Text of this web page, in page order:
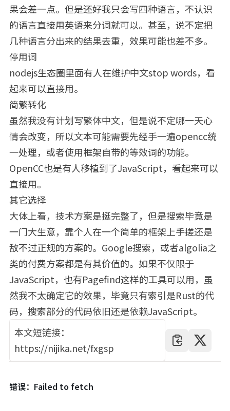
果会差一点。但是还好我只会写四种语言，不认识
的语言直接用英语来分词就可以。甚至，说不定把
几种语言分出来的结果去重，效果可能也差不多。
停用词
nodejs生态圈里面有人在维护中文stop words，看
起来可以直接用。
简繁转化
虽然我没有计划写繁体中文，但是说不定哪一天心
情会改变，所以文本可能需要先经手一遍opencc统
一处理，或者使用框架自带的等效词的功能。
OpenCC也是有人移植到了JavaScript，看起来可以
直接用。
其它选择
大体上看，技术方案是挺完整了，但是搜索毕竟是
一门大生意，靠个人在一个简单的框架上手搓还是
敌不过正规的方案的。Google搜索，或者algolia之
类的付费方案都是有其价值的。如果不仅限于
JavaScript，也有Pagefind这样的工具可以用，虽
然我不太确定它的效果，毕竟只有索引是Rust的代
码，搜索部分的代码依旧还是依赖JavaScript。
本文短链接：
https://nijika.net/fxgsp